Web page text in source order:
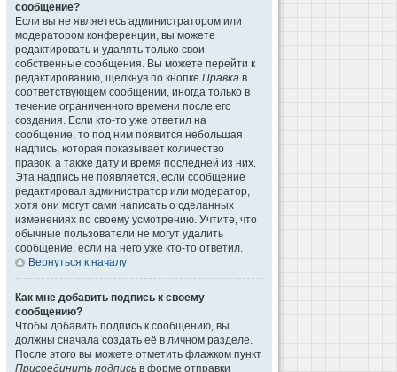
сообщение?
Если вы не являетесь администратором или
модератором конференции, вы можете
редактировать и удалять только свои
собственные сообщения. Вы можете перейти к
редактированию, щёлкнув по кнопке Правка в
соответствующем сообщении, иногда только в
течение ограниченного времени после его
создания. Если кто-то уже ответил на
сообщение, то под ним появится небольшая
надпись, которая показывает количество
правок, а также дату и время последней из них.
Эта надпись не появляется, если сообщение
редактировал администратор или модератор,
хотя они могут сами написать о сделанных
изменениях по своему усмотрению. Учтите, что
обычные пользователи не могут удалить
сообщение, если на него уже кто-то ответил.
Вернуться к началу
Как мне добавить подпись к своему
сообщению?
Чтобы добавить подпись к сообщению, вы
должны сначала создать её в личном разделе.
После этого вы можете отметить флажком пункт
Присоединить подпись в форме отправки